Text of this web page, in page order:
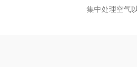
集中处理空气